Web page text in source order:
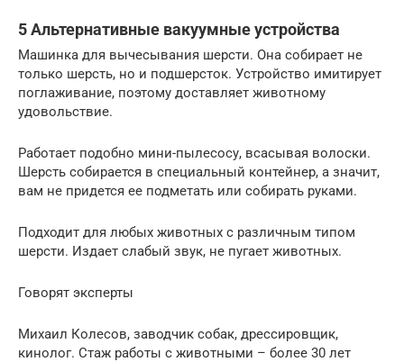
5 Альтернативные вакуумные устройства
Машинка для вычесывания шерсти. Она собирает не
только шерсть, но и подшерсток. Устройство имитирует
поглаживание, поэтому доставляет животному
удовольствие.
Работает подобно мини-пылесосу, всасывая волоски.
Шерсть собирается в специальный контейнер, а значит,
вам не придется ее подметать или собирать руками.
Подходит для любых животных с различным типом
шерсти. Издает слабый звук, не пугает животных.
Говорят эксперты
Михаил Колесов, заводчик собак, дрессировщик,
кинолог. Стаж работы с животными – более 30 лет